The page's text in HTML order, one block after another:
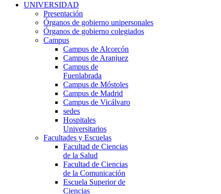
UNIVERSIDAD
Presentación
Órganos de gobierno unipersonales
Órganos de gobierno colegiados
Campus
Campus de Alcorcón
Campus de Aranjuez
Campus de
Fuenlabrada
Campus de Móstoles
Campus de Madrid
Campus de Vicálvaro
sedes
Hospitales
Universitarios
Facultades y Escuelas
Facultad de Ciencias
de la Salud
Facultad de Ciencias
de la Comunicación
Escuela Superior de
Ciencias